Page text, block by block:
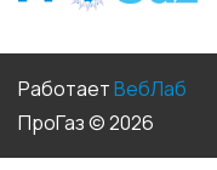
РаботаетВебЛаб
ПроГаз © 2026